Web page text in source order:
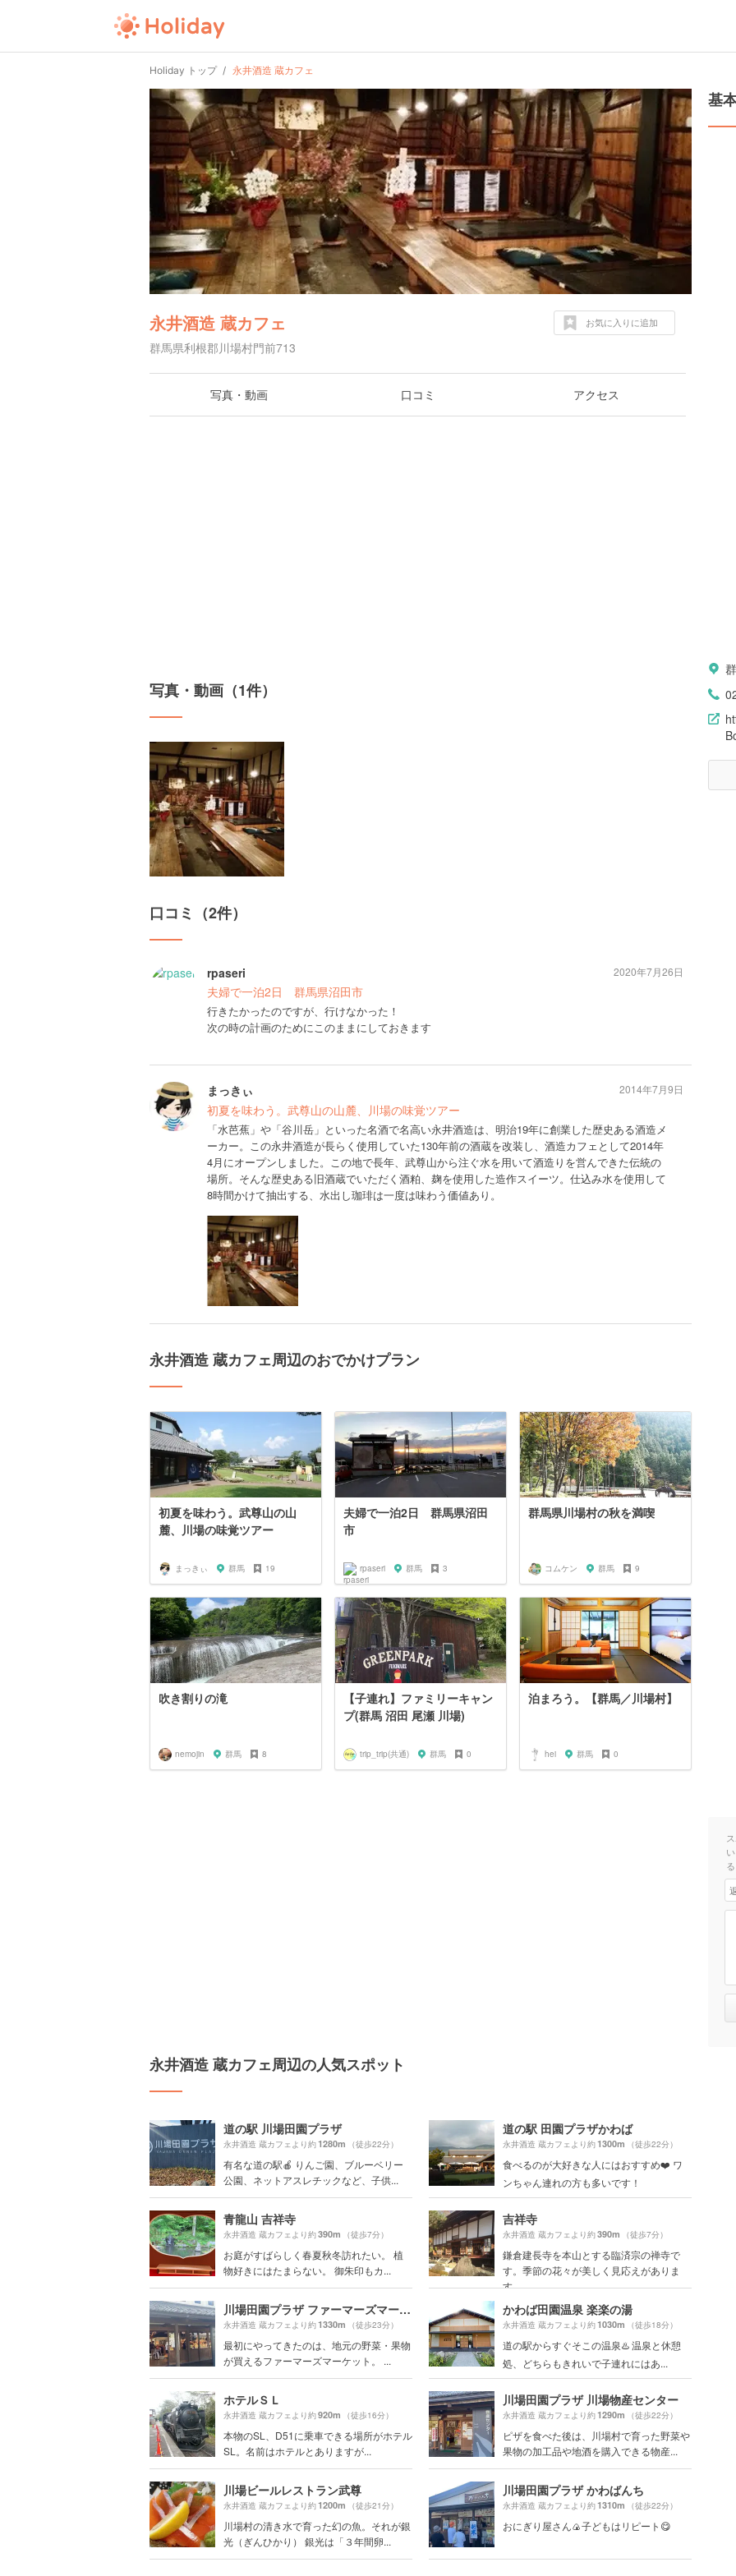
Holiday トップ 永井酒造 蔵カフェ
永井酒造 蔵カフェ
群馬県利根郡川場村門前713
お気に入りに追加
写真・動画 口コミ アクセス
写真・動画（1件）
口コミ（2件）
rpaseri
夫婦で一泊2日 群馬県沼田市
行きたかったのですが、行けなかった！
次の時の計画のためにこのままにしておきます
2020年7月26日
まっきぃ
初夏を味わう。武尊山の山麓、川場の味覚ツアー
「水芭蕉」や「谷川岳」といった名酒で名高い永井酒造は、明治19年に創業した歴史ある酒造メ
ーカー。この永井酒造が長らく使用していた130年前の酒蔵を改装し、酒造カフェとして2014年
4月にオープンしました。この地で長年、武尊山から注ぐ水を用いて酒造りを営んできた伝統の
場所。そんな歴史ある旧酒蔵でいただく酒粕、麹を使用した造作スイーツ。仕込み水を使用して
8時間かけて抽出する、水出し珈琲は一度は味わう価値あり。
2014年7月9日
永井酒造 蔵カフェ周辺のおでかけプラン
初夏を味わう。武尊山の山
麓、川場の味覚ツアー
まっきぃ 群馬 19
夫婦で一泊2日 群馬県沼田
市
rpaseri 群馬 3
群馬県川場村の秋を満喫
コムケン 群馬 9
吹き割りの滝
nemojin 群馬 8
【子連れ】ファミリーキャン
プ(群馬 沼田 尾瀬 川場)
trip_trip(共通) 群馬 0
泊まろう。【群馬／川場村】
hei 群馬 0
永井酒造 蔵カフェ周辺の人気スポット
道の駅 川場田園プラザ
永井酒造 蔵カフェより約1280m （徒歩22分）
有名な道の駅🍎 りんご園、ブルーベリー
公園、ネットアスレチックなど、子供...
道の駅 田園プラザかわば
永井酒造 蔵カフェより約1300m （徒歩22分）
食べるのが大好きな人にはおすすめ❤️ ワ
ンちゃん連れの方も多いです！
青龍山 吉祥寺
永井酒造 蔵カフェより約390m （徒歩7分）
お庭がすばらしく春夏秋冬訪れたい。 植
物好きにはたまらない。 御朱印もカ...
吉祥寺
永井酒造 蔵カフェより約390m （徒歩7分）
鎌倉建長寺を本山とする臨済宗の禅寺で
す。季節の花々が美しく見応えがありま
す。
川場田園プラザ ファーマーズマーケット
永井酒造 蔵カフェより約1330m （徒歩23分）
最初にやってきたのは、地元の野菜・果物
が買えるファーマーズマーケット。 ...
かわば田園温泉 楽楽の湯
永井酒造 蔵カフェより約1030m （徒歩18分）
道の駅からすぐそこの温泉♨️ 温泉と休憩
処、どちらもきれいで子連れにはあ...
ホテルＳＬ
永井酒造 蔵カフェより約920m （徒歩16分）
本物のSL、D51に乗車できる場所がホテル
SL。名前はホテルとありますが...
川場田園プラザ 川場物産センター
永井酒造 蔵カフェより約1290m （徒歩22分）
ピザを食べた後は、川場村で育った野菜や
果物の加工品や地酒を購入できる物産...
川場ビールレストラン武尊
永井酒造 蔵カフェより約1200m （徒歩21分）
川場村の清き水で育った幻の魚。それが銀
光（ぎんひかり） 銀光は「３年間卵...
川場田園プラザ かわばんち
永井酒造 蔵カフェより約1310m （徒歩22分）
おにぎり屋さん🍙子どもはリピート😋
基